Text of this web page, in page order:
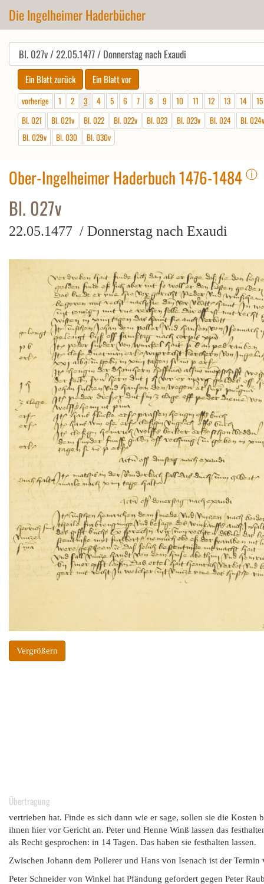
Die Ingelheimer Haderbücher
vorherige 1 2 3 4 5 6 7 8 9 10 11 12 13 14
15
Bl. 021
Bl. 021v Bl. 022 Bl. 022v Bl. 023 Bl. 023v Bl. 024
Bl. 024v
Bl. 029v
Bl. 030 Bl. 030v
Ober-Ingelheimer Haderbuch 1476-1484 ⓘ
Bl. 027v
22.05.1477 / Donnerstag nach Exaudi
Vergrößern
Übertragung
vertrieben hat. Finde es sich dann wie er sage, sollen sie die
ihnen hier vor Gericht an. Peter und Henne Winß lassen das
als Recht gesprochen: in 14 Tagen. Das haben sie festhalten lassen.
Zwischen Johann dem Pollerer und Hans von Isenach ist der
Peter Schneider von Winkel hat Pfändung gefordert gegen Peter